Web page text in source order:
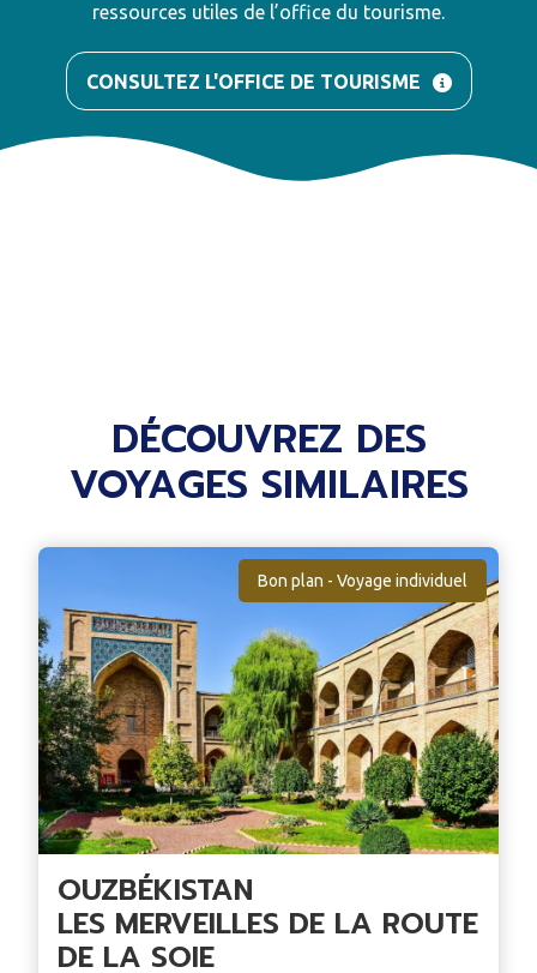
ressources utiles de l’office du tourisme.
CONSULTEZ L'OFFICE DE TOURISME
DÉCOUVREZ DES
VOYAGES SIMILAIRES
Bon plan - Voyage individuel
OUZBÉKISTAN
LES MERVEILLES DE LA ROUTE
DE LA SOIE